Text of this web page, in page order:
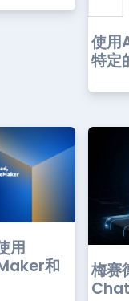
使
特定
用
和
梅赛